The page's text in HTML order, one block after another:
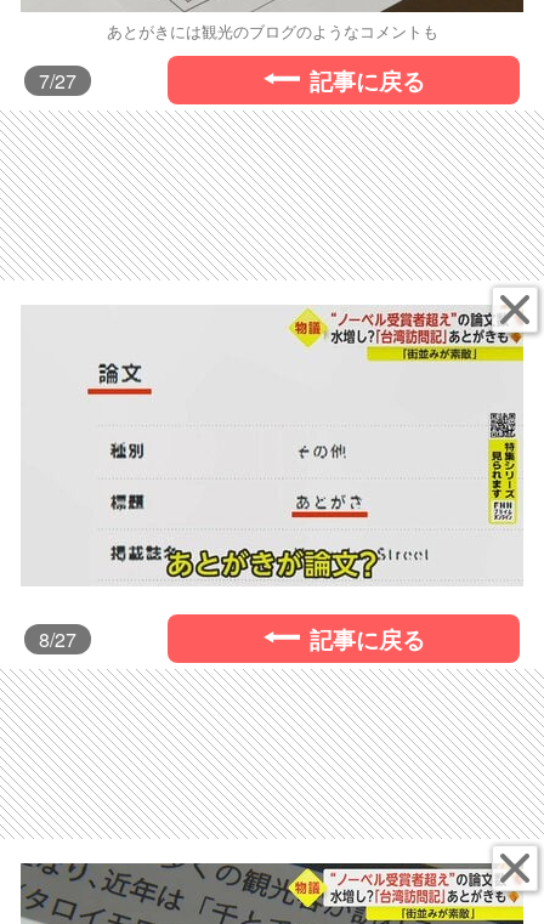
あとがきには観光のブログのようなコメントも
7/27 記事に戻る
8/27 記事に戻る